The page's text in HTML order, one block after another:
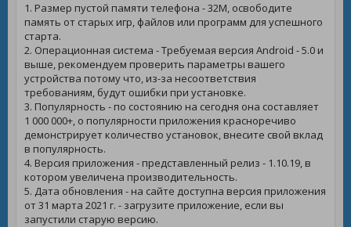
1. Размер пустой памяти телефона - 32M, освободите
память от старых игр, файлов или программ для успешного
старта.
2. Операционная система - Требуемая версия Android - 5.0 и
выше, рекомендуем проверить параметры вашего
устройства потому что, из-за несоответствия
требованиям, будут ошибки при установке.
3. Популярность - по состоянию на сегодня она составляет
1 000 000+, о популярности приложения красноречиво
демонстрирует количество установок, внесите свой вклад
в популярность.
4. Версия приложения - представленный релиз - 1.10.19, в
котором увеличена производительность.
5. Дата обновления - на сайте доступна версия приложения
от 31 марта 2021 г. - загрузите приложение, если вы
запустили старую версию.